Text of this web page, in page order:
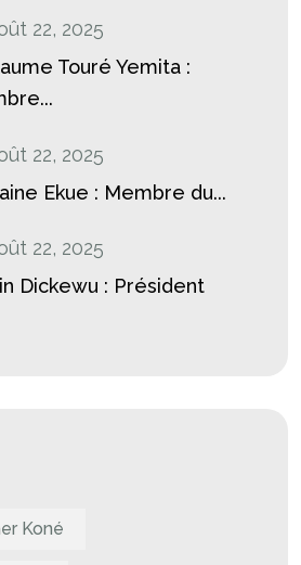
22, 2025
Touré Yemita :
22, 2025
Ekue : Membre du...
22, 2025
Dickewu : Président
Koné